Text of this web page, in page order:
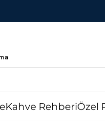
Kahve RehberiÖzel